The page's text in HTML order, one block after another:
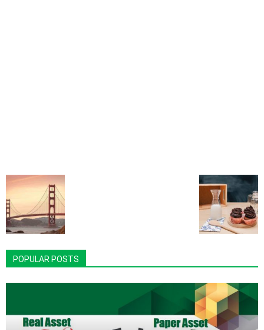
POPULAR POSTS